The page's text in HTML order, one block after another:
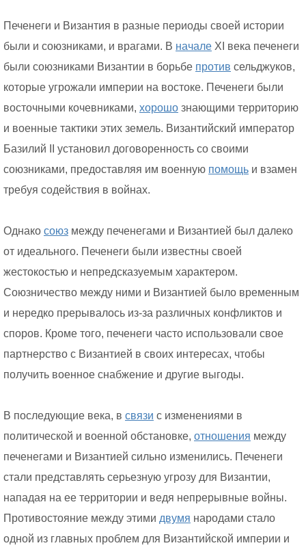
Печенеги и Византия в разные периоды своей истории
были и союзниками, и врагами. В начале XI века печенеги
были союзниками Византии в борьбе против сельджуков,
которые угрожали империи на востоке. Печенеги были
восточными кочевниками, хорошо знающими территорию
и военные тактики этих земель. Византийский император
Базилий II установил договоренность со своими
союзниками, предоставляя им военную помощь и взамен
требуя содействия в войнах.
Однако союз между печенегами и Византией был далеко
от идеального. Печенеги были известны своей
жестокостью и непредсказуемым характером.
Союзничество между ними и Византией было временным
и нередко прерывалось из-за различных конфликтов и
споров. Кроме того, печенеги часто использовали свое
партнерство с Византией в своих интересах, чтобы
получить военное снабжение и другие выгоды.
В последующие века, в связи с изменениями в
политической и военной обстановке, отношения между
печенегами и Византией сильно изменились. Печенеги
стали представлять серьезную угрозу для Византии,
нападая на ее территории и ведя непрерывные войны.
Противостояние между этими двумя народами стало
одной из главных проблем для Византийской империи и